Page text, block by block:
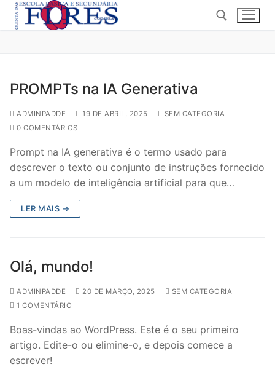
PROMPTs na IA Generativa
ADMINPADDE 19 DE ABRIL, 2025
SEM CATEGORIA
0 COMENTÁRIOS
Prompt na IA generativa é o termo usado para
descrever o texto ou conjunto de instruções fornecido
a um modelo de inteligência artificial para que…
LER MAIS →
Olá, mundo!
ADMINPADDE 20 DE MARÇO, 2025
SEM CATEGORIA
1 COMENTÁRIO
Boas-vindas ao WordPress. Este é o seu primeiro
artigo. Edite-o ou elimine-o, e depois comece a
escrever!